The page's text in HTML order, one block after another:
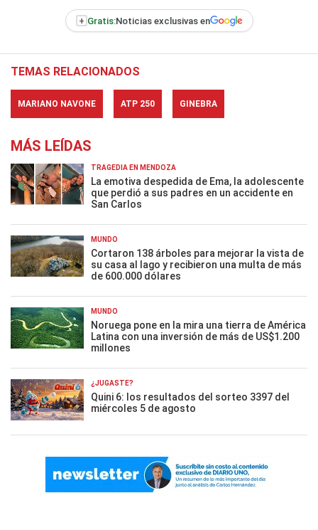
+ Gratis:Noticias exclusivas en
TEMAS RELACIONADOS
MARIANO NAVONE ATP 250 GINEBRA
MÁS LEÍDAS
TRAGEDIA EN MENDOZA
La emotiva despedida de Ema, la adolescente
que perdió a sus padres en un accidente en
San Carlos
MUNDO
Cortaron 138 árboles para mejorar la vista de
su casa al lago y recibieron una multa de más
de 600.000 dólares
MUNDO
Noruega pone en la mira una tierra de América
Latina con una inversión de más de US$1.200
millones
¿JUGASTE?
Quini 6: los resultados del sorteo 3397 del
miércoles 5 de agosto